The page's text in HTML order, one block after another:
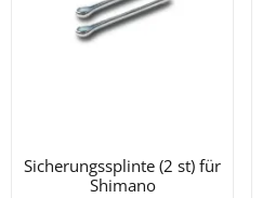
Sicherungssplinte (2 st) für
Shimano